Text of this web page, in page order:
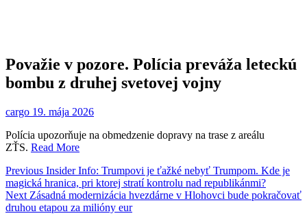
Považie v pozore. Polícia preváža leteckú
bombu z druhej svetovej vojny
cargo 19. mája 2026
Polícia upozorňuje na obmedzenie dopravy na trase z areálu
ZŤS. Read More
Navigácia
v
článku
Previous Previous
post:
Insider Info: Trumpovi je ťažké nebyť Trumpom. Kde je
magická hranica, pri ktorej stratí kontrolu nad republikánmi?
Next Next
post:
Zásadná modernizácia hvezdárne v Hlohovci bude pokračovať
druhou etapou za milióny eur